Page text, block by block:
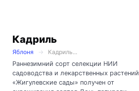
Кадриль
Яблоня
Кадриль...
Раннезимний сорт селекции НИИ
садоводства и лекарственных растений
«Жигулевские сады» получен от